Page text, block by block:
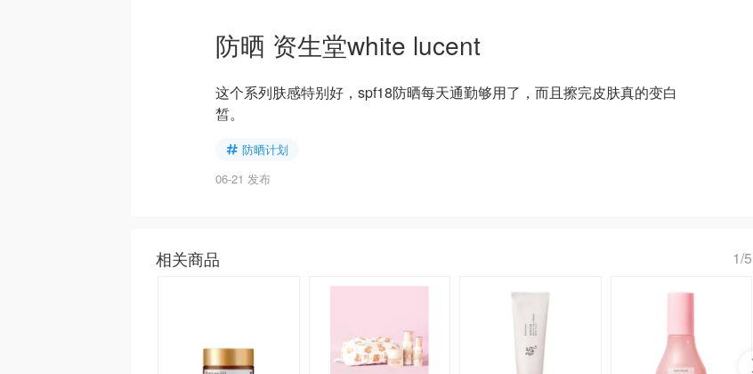
防晒 资生堂white lucent
这个系列肤感特别好，spf18防晒每天通勤够用了，而且擦完皮肤真的变白
皙。
防晒计划
06-21 发布
相关商品 1/5